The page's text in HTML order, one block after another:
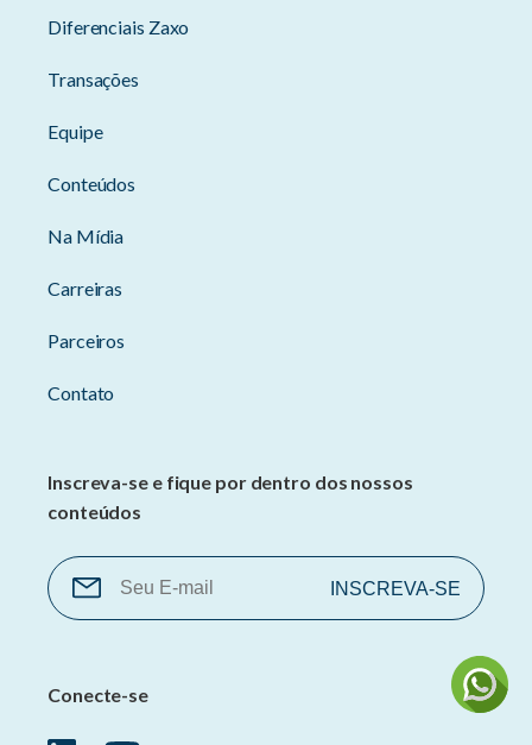
Diferenciais Zaxo
Transações
Equipe
Conteúdos
Na Mídia
Carreiras
Parceiros
Contato
Inscreva-se e fique por dentro dos nossos
conteúdos
Conecte-se